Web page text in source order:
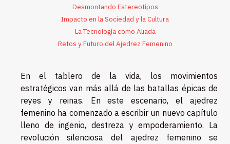
Desmontando Estereotipos
Impacto en la Sociedad y la Cultura
La Tecnología como Aliada
Retos y Futuro del Ajedrez Femenino
En el tablero de la vida, los movimientos
estratégicos van más allá de las batallas épicas de
reyes y reinas. En este escenario, el ajedrez
femenino ha comenzado a escribir un nuevo capítulo
lleno de ingenio, destreza y empoderamiento. La
revolución silenciosa del ajedrez femenino se